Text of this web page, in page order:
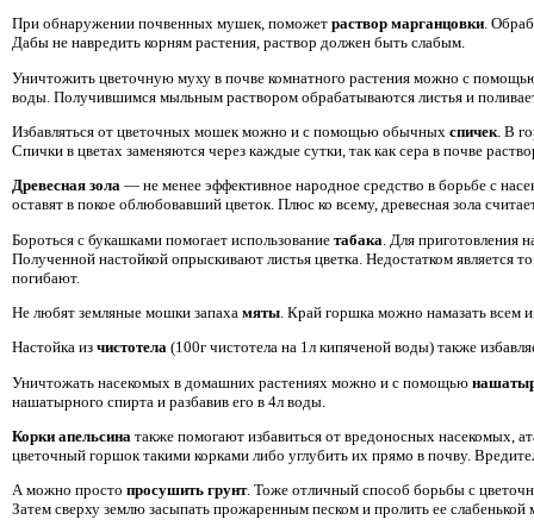
При обнаружении почвенных мушек, поможет раствор марганцовки.
Дабы не навредить корням растения, раствор должен быть слабым.
Уничтожить цветочную муху в почве комнатного растения можно с
воды. Получившимся мыльным раствором обрабатываются листья и
Избавляться от цветочных мошек можно и с помощью обычных спичек. В
Спички в цветах заменяются через каждые сутки, так как сера в почве
Древесная зола — не менее эффективное народное средство в борьбе с
оставят в покое облюбовавший цветок. Плюс ко всему, древесная зола
Бороться с букашками помогает использование табака . Для приготовления
Полученной настойкой опрыскивают листья цветка. Недостатком является
погибают.
Не любят земляные мошки запаха мяты. Край горшка можно намазать всем
Настойка из чистотела (100г чистотела на 1л кипяченой воды) также
Уничтожать насекомых в домашних растениях можно и с помощью
нашатырного спирта и разбавив его в 4л воды.
Корки апельсина также помогают избавиться от вредоносных насекомых,
цветочный горшок такими корками либо углубить их прямо в почву.
А можно просто просушить грунт. Тоже отличный способ борьбы с
Затем сверху землю засыпать прожаренным песком и пролить ее слабенькой